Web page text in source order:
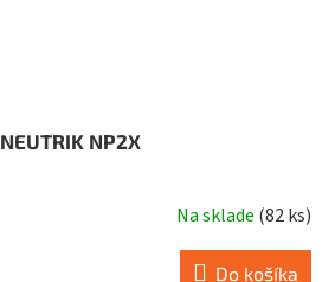
NEUTRIK NP2X
Na sklade (82 ks)
Do košíka